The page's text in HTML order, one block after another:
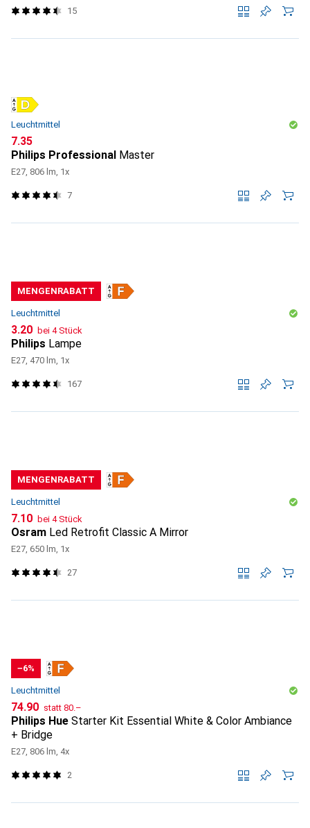
15
Leuchtmittel
CHF
7.35
Philips Professional Master
E27, 806 lm, 1x
7
MENGENRABATT
Leuchtmittel
CHF
3.20 bei 4 Stück
Philips Lampe
E27, 470 lm, 1x
167
MENGENRABATT
Leuchtmittel
CHF
7.10 bei 4 Stück
Osram Led Retrofit Classic A Mirror
E27, 650 lm, 1x
27
−6%
Leuchtmittel
CHF
74.90 statt CHF
80.–
Philips Hue Starter Kit Essential White & Color Ambiance
+ Bridge
E27, 806 lm, 4x
2